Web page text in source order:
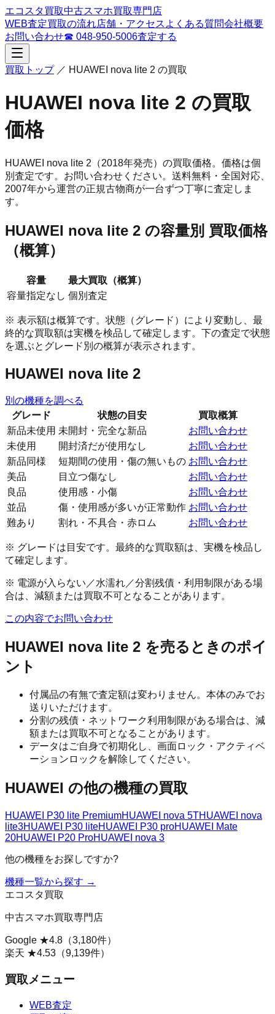
エコスタ買取中古スマホ買取専門店
WEB査定買取の流れ店舗・アクセス よくある質問会社概要
お問い合わせ☎ 048-950-5006査定する
買取トップ／ HUAWEI nova lite 2 の買取
HUAWEI nova lite 2 の買取
価格
HUAWEI nova lite 2 （2018年発売） の買取価格。 価格は個
別査定です。お問い合わせください。 送料無料・全国対応、
2007年から運営の正規古物商が一台ずつ丁寧に査定しま
す。
HUAWEI nova lite 2 の容量別 買取価格
（概算）
容量
最大買取（概算）
容量指定なし 個別査定
※ 表示額は概算です。状態（グレード）により変動し、最
終的な買取額は実機を検品して確定します。下の査定で状態
を選ぶとグレード別の概算が表示されます。
HUAWEI nova lite 2
別の機種を調べる
グレード
状態の目安
買取概算
新品未使用 未開封・完全な新品
お問い合わせ
未使用
開封済だが使用なし
お問い合わせ
新品同様
短期間の使用・傷の無いもの お問い合わせ
美品
目立つ傷なし
お問い合わせ
良品
使用感・小傷
お問い合わせ
並品
傷・使用感が多いが正常動作 お問い合わせ
難あり
割れ・不具合・赤ロム お問い合わせ
※ グレードは目安です。最終的な買取額は、実機を検品し
て確定します。
※ 電源が入らない／水濡れ／分割残債・利用制限がある場
合は、減額または買取不可となることがあります。
この内容でお問い合わせ
HUAWEI nova lite 2 を売るときのポイ
ント
付属品の有無で査定額は変わりません。本体のみでお
送りいただけます。
分割の残債・ネットワーク利用制限がある場合は、減
額または買取不可となることがあります。
データはご自身で初期化し、画面ロック・アクティベ
ーションロックを解除してください。
HUAWEI の他の機種の買取
HUAWEI P30 lite PremiumHUAWEI nova 5THUAWEI nova
lite3HUAWEI P30 liteHUAWEI P30 proHUAWEI Mate
20HUAWEI P20 ProHUAWEI nova 3
他の機種をお探しですか?
機種一覧から探す →
エコスタ買取
中古スマホ買取専門店
Google ★4.8 （3,180件）
楽天 ★4.53 （9,139件）
買取メニュー
WEB査定